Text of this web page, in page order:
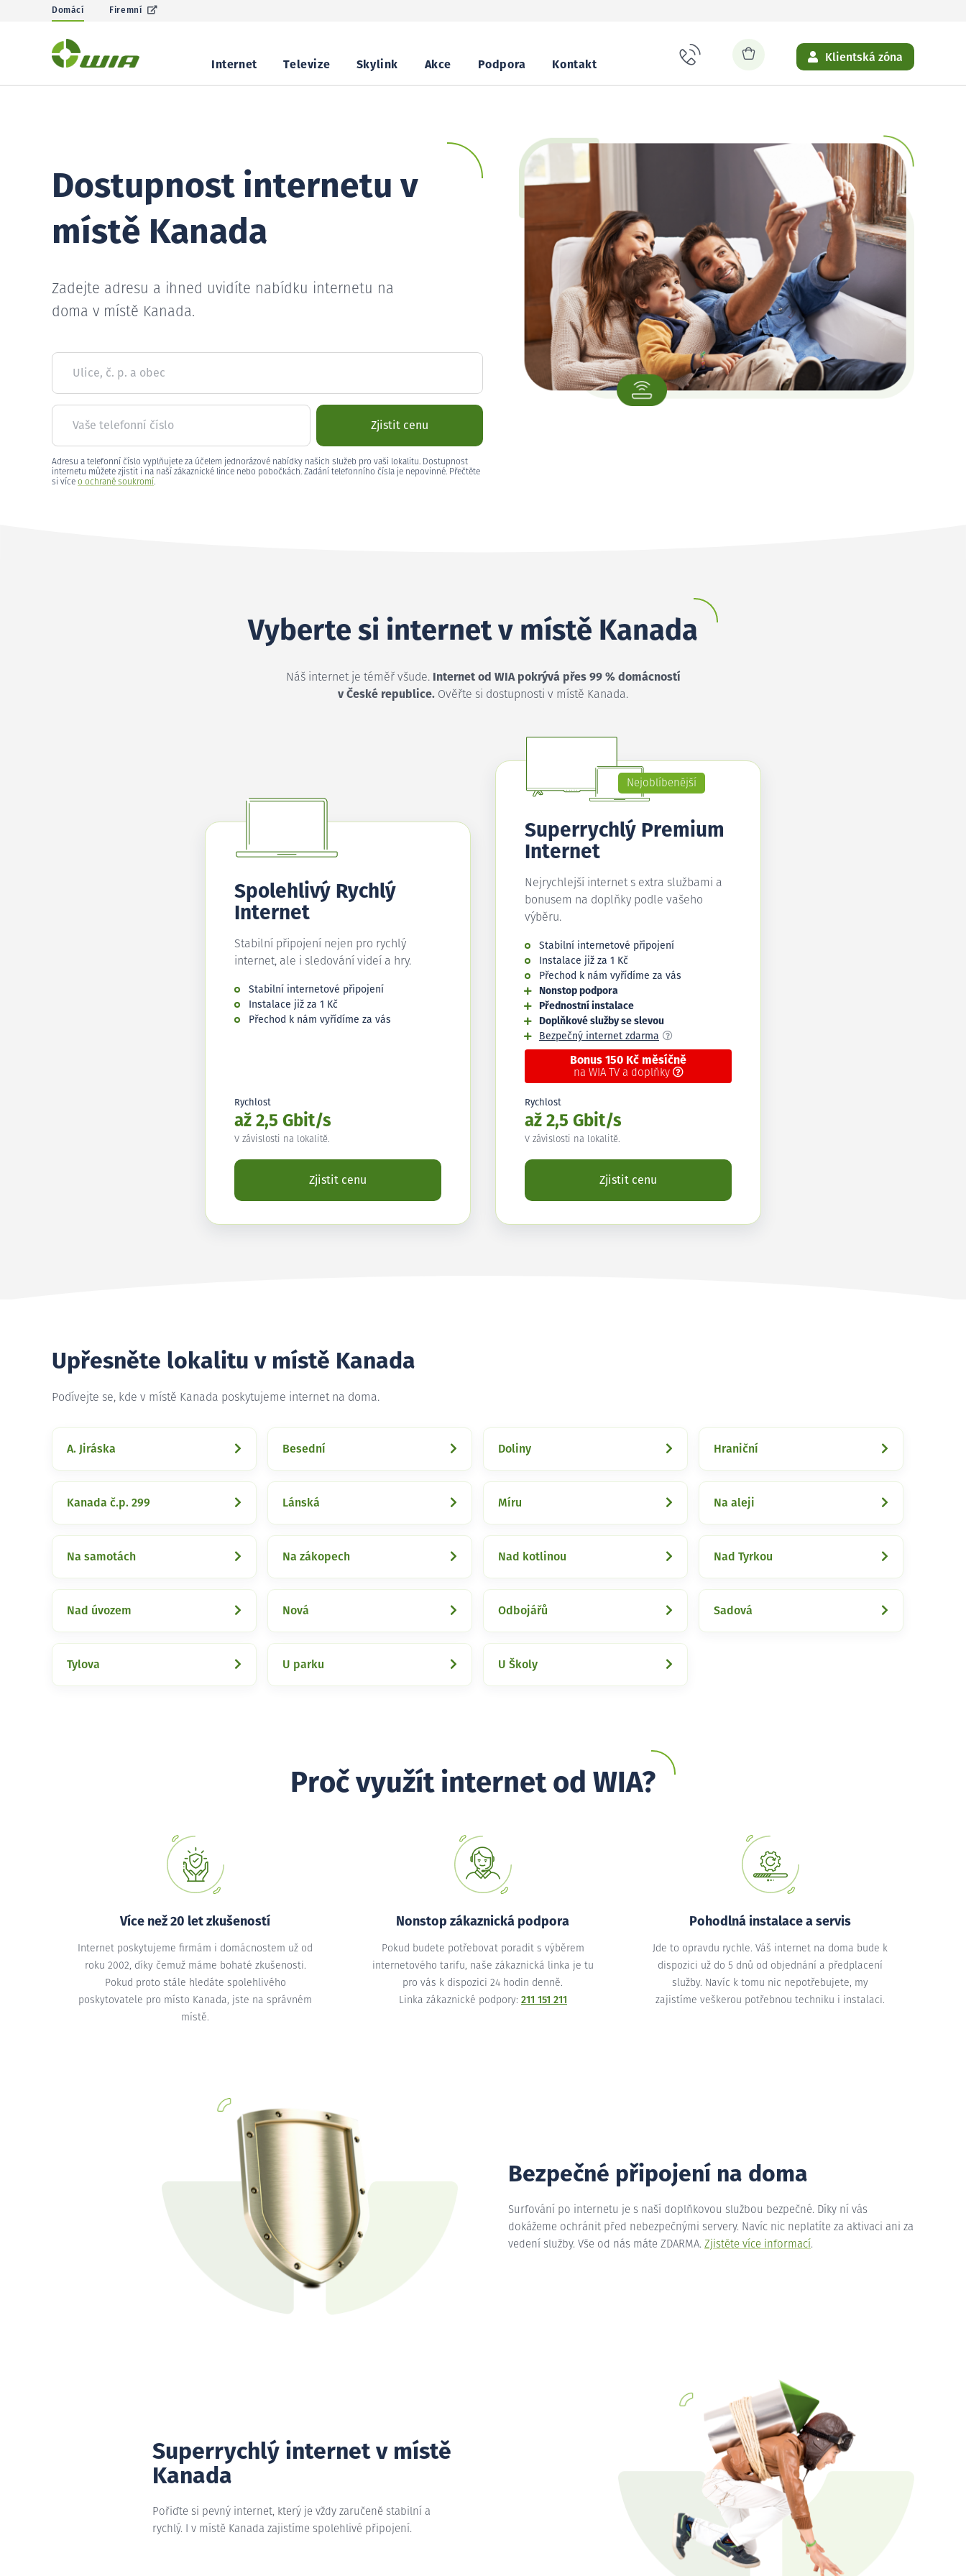
Domácí Firemní
Internet Televize Skylink Akce Podpora Kontakt
Klientská zóna
Dostupnost internetu v
místě Kanada
Zadejte adresu a ihned uvidíte nabídku internetu na
doma v místě Kanada.
Ulice, č. p. a obec
Vaše telefonní číslo Zjistit cenu
Adresu a telefonní číslo vyplňujete za účelem jednorázové nabídky našich služeb pro vaši lokalitu. Dostupnost
internetu můžete zjistit i na naší zákaznické lince nebo pobočkách. Zadání telefonního čísla je nepovinné. Přečtěte
si více o ochraně soukromí.
Vyberte si internet v místě Kanada
Náš internet je téměř všude.
Internet od WIA pokrývá přes 99 % domácností
v České republice. Ověřte si dostupnosti v místě Kanada.
Spolehlivý Rychlý
Internet
Stabilní připojení nejen pro rychlý
internet, ale i sledování videí a hry.
Stabilní internetové připojení
Instalace již za 1 Kč
Přechod k nám vyřídíme za vás
Rychlost
až 2,5 Gbit/s
V závislosti na lokalitě.
Zjistit cenu
Nejoblíbenější
Superrychlý Premium
Internet
Nejrychlejší internet s extra službami a
bonusem na doplňky podle vašeho
výběru.
Stabilní internetové připojení
Instalace již za 1 Kč
Přechod k nám vyřídíme za vás
Nonstop podpora
Přednostní instalace
Doplňkové služby se slevou
Bezpečný internet zdarma
Bonus 150 Kč měsíčně
na WIA TV a doplňky
Rychlost
až 2,5 Gbit/s
V závislosti na lokalitě.
Zjistit cenu
Upřesněte lokalitu v místě Kanada
Podívejte se, kde v místě Kanada poskytujeme internet na doma.
A. Jiráska Besední Doliny Hraniční
Kanada č.p. 299 Lánská Míru Na aleji
Na samotách Na zákopech Nad kotlinou Nad Tyrkou
Nad úvozem Nová Odbojářů Sadová
Tylova U parku U Školy
Proč využít internet od WIA?
Více než 20 let zkušeností
Internet poskytujeme firmám i domácnostem už od
roku 2002, díky čemuž máme bohaté zkušenosti.
Pokud proto stále hledáte spolehlivého
poskytovatele pro místo Kanada, jste na správném
místě.
Nonstop zákaznická podpora
Pokud budete potřebovat poradit s výběrem
internetového tarifu, naše zákaznická linka je tu
pro vás k dispozici 24 hodin denně.
Linka zákaznické podpory: 211 151 211
Pohodlná instalace a servis
Jde to opravdu rychle. Váš internet na doma bude k
dispozici už do 5 dnů od objednání a předplacení
služby. Navíc k tomu nic nepotřebujete, my
zajistíme veškerou potřebnou techniku i instalaci.
Bezpečné připojení na doma
Surfování po internetu je s naší doplňkovou službou bezpečné. Díky ní vás
dokážeme ochránit před nebezpečnými servery. Navíc nic neplatíte za aktivaci ani za
vedení služby. Vše od nás máte ZDARMA. Zjistěte více informací.
Superrychlý internet v místě
Kanada
Pořiďte si pevný internet, který je vždy zaručeně stabilní a
rychlý. I v místě Kanada zajistíme spolehlivé připojení.